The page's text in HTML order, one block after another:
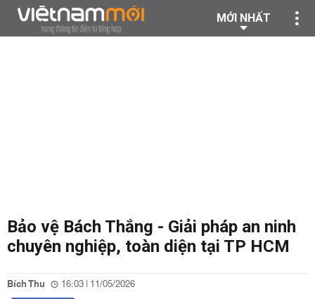
MỚI NHẤT
Bảo vệ Bách Thắng - Giải pháp an ninh
chuyên nghiệp, toàn diện tại TP HCM
Bích Thu 16:03 | 11/05/2026